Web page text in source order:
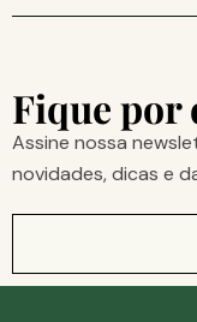
Fique por
Assine nossa
novidades, dicas e